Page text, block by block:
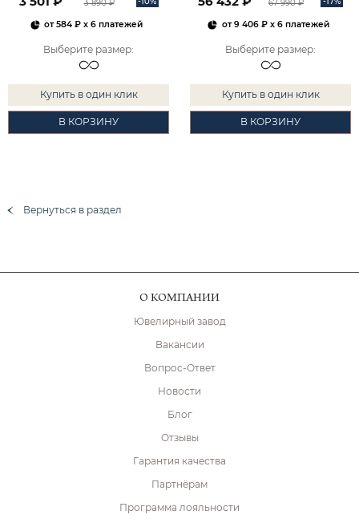
3 890 ₽
от584 ₽ x 6 платежей
Выберите размер:
Купить в один клик
В КОРЗИНУ
67 990 ₽
от9 406 ₽x 6 платежей
Выберите размер:
Купить в один клик
В КОРЗИНУ
Вернуться в раздел
О КОМПАНИИ
Ювелирный завод
Вакансии
Вопрос-Ответ
Новости
Блог
Отзывы
Гарантия качества
Партнёрам
Программа лояльности